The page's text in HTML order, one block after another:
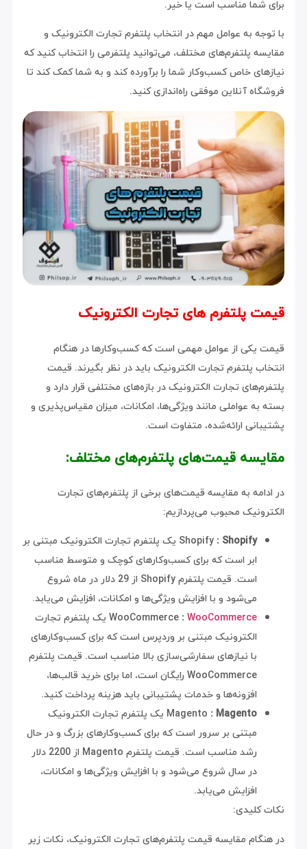
برای شما مناسب است یا خیر.
با توجه به عوامل مهم در انتخاب پلتفرم تجارت الکترونیک و
مقایسه پلتفرم‌های مختلف، می‌توانید پلتفرمی را انتخاب کنید که
نیازهای خاص کسب‌وکار شما را برآورده کند و به شما کمک کند تا
فروشگاه آنلاین موفقی راه‌اندازی کنید.
قیمت پلتفرم های تجارت الکترونیک
قیمت یکی از عوامل مهمی است که کسب‌وکارها در هنگام
انتخاب پلتفرم تجارت الکترونیک باید در نظر بگیرند. قیمت
پلتفرم‌های تجارت الکترونیک در بازه‌های مختلفی قرار دارد و
بسته به عواملی مانند ویژگی‌ها، امکانات، میزان مقیاس‌پذیری و
پشتیبانی ارائه‌شده، متفاوت است.
مقایسه قیمت‌های پلتفرم‌های مختلف:
در ادامه به مقایسه قیمت‌های برخی از پلتفرم‌های تجارت
الکترونیک محبوب می‌پردازیم:
Shopify : Shopify
یک پلتفرم تجارت الکترونیک مبتنی بر
ابر است که برای کسب‌وکارهای کوچک و متوسط مناسب
است. قیمت پلتفرم Shopify از 29 دلار در ماه شروع
می‌شود و با افزایش ویژگی‌ها و امکانات، افزایش می‌یابد.
WooCommerce : WooCommerce
یک پلتفرم تجارت
الکترونیک مبتنی بر وردپرس است که برای کسب‌وکارهای
با نیازهای سفارشی‌سازی بالا مناسب است. قیمت پلتفرم
WooCommerce رایگان است، اما برای خرید قالب‌ها،
افزونه‌ها و خدمات پشتیبانی باید هزینه پرداخت کنید.
Magento : Magento
یک پلتفرم تجارت الکترونیک
مبتنی بر سرور است که برای کسب‌وکارهای بزرگ و در حال
رشد مناسب است. قیمت پلتفرم Magento از 2200 دلار
در سال شروع می‌شود و با افزایش ویژگی‌ها و امکانات،
افزایش می‌یابد.
نکات کلیدی:
در هنگام مقایسه قیمت پلتفرم‌های تجارت الکترونیک، نکات زیر